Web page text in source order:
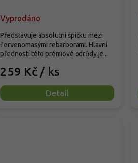
Vyprodáno
259 Kč / ks
Detail
Představuje absolutní špičku mezi
červenomasými rebarborami. Hlavní
předností této prémiové odrůdy je...